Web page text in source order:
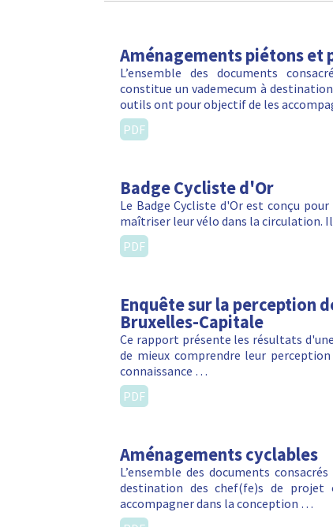
Aménagements piétons et
L’ensemble des documents
constitue un vademecum à
outils ont pour objectif de les
PDF
Badge Cycliste d'Or
Le Badge Cycliste d'Or est conçu
maîtriser leur vélo dans la circulation.
PDF
Enquête sur la perception
Bruxelles-Capitale
Ce rapport présente les résultats
de mieux comprendre leur
connaissance …
PDF
Aménagements cyclables
L’ensemble des documents
destination des chef(fe)s de
accompagner dans la conception …